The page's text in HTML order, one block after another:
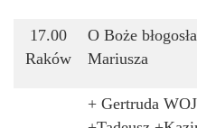
17.00
Raków
O Boże
Mariusza
+ Gertruda